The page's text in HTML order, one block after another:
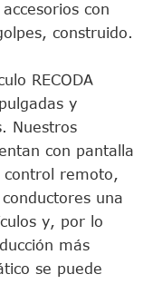
con
construido.
RECODA
y
Nuestros
con pantalla
control remoto,
una
y, por lo
más
se puede